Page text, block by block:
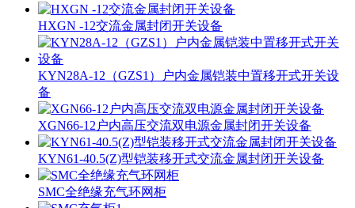
HXGN -12交流金属封闭开关设备
KYN28A-12（GZS1）户内金属铠装中置移开式开关设
备
XGN66-12户内高压交流双电源金属封闭开关设备
KYN61-40.5(Z)型铠装移开式交流金属封闭开关设备
SMC全绝缘充气环网柜